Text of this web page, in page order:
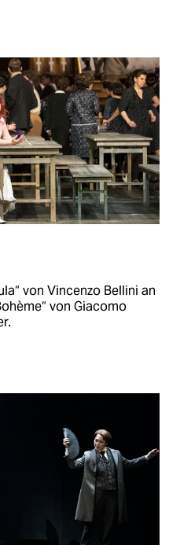
von Vincenzo Bellini an
von Giacomo